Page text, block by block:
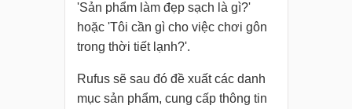
'Sản phẩm làm đẹp sạch là gì?'
hoặc 'Tôi cần gì cho việc chơi gôn
trong thời tiết lạnh?'.
Rufus sẽ sau đó đề xuất các danh
mục sản phẩm, cung cấp thông tin